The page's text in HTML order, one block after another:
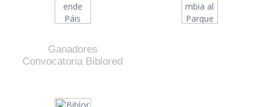
Ganadores
Convocatoria Biblored